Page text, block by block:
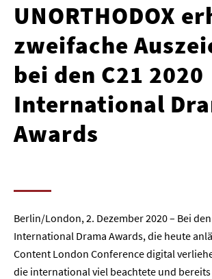
UNORTHODOX
zweifache
bei den C21 2020
International
Awards
Berlin/London, 2. Dezember 2020 – Bei
International Drama Awards, die heute
Content London Conference digital
die international viel beachtete und